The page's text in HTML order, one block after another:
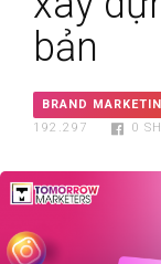
bản
BRAND
192.297
0